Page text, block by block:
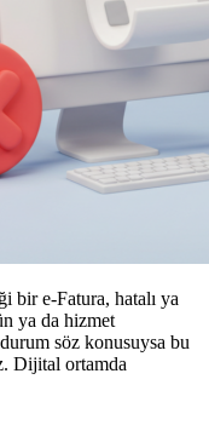
bir e-Fatura, hatalı ya
ya da hizmet
söz konusuysa bu
Dijital ortamda